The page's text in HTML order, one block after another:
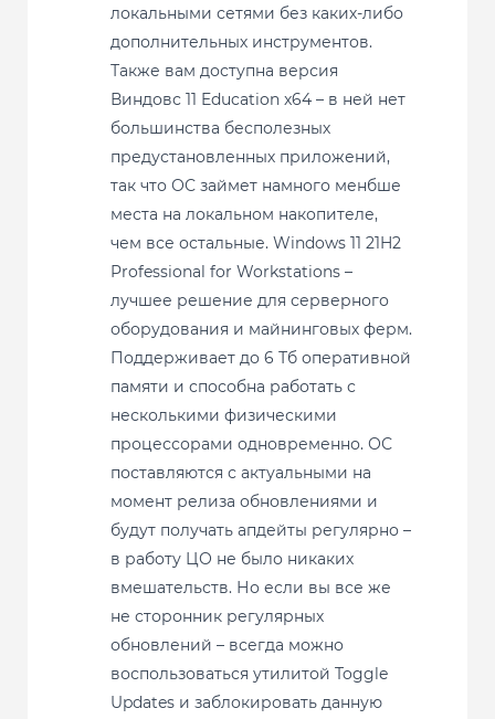
локальными сетями без каких-либо
дополнительных инструментов.
Также вам доступна версия
Виндовс 11 Education x64 – в ней нет
большинства бесполезных
предустановленных приложений,
так что ОС займет намного менбше
места на локальном накопителе,
чем все остальные. Windows 11 21H2
Professional for Workstations –
лучшее решение для серверного
оборудования и майнинговых ферм.
Поддерживает до 6 Тб оперативной
памяти и способна работать с
несколькими физическими
процессорами одновременно. ОС
поставляются с актуальными на
момент релиза обновлениями и
будут получать апдейты регулярно –
в работу ЦО не было никаких
вмешательств. Но если вы все же
не сторонник регулярных
обновлений – всегда можно
воспользоваться утилитой Toggle
Updates и заблокировать данную